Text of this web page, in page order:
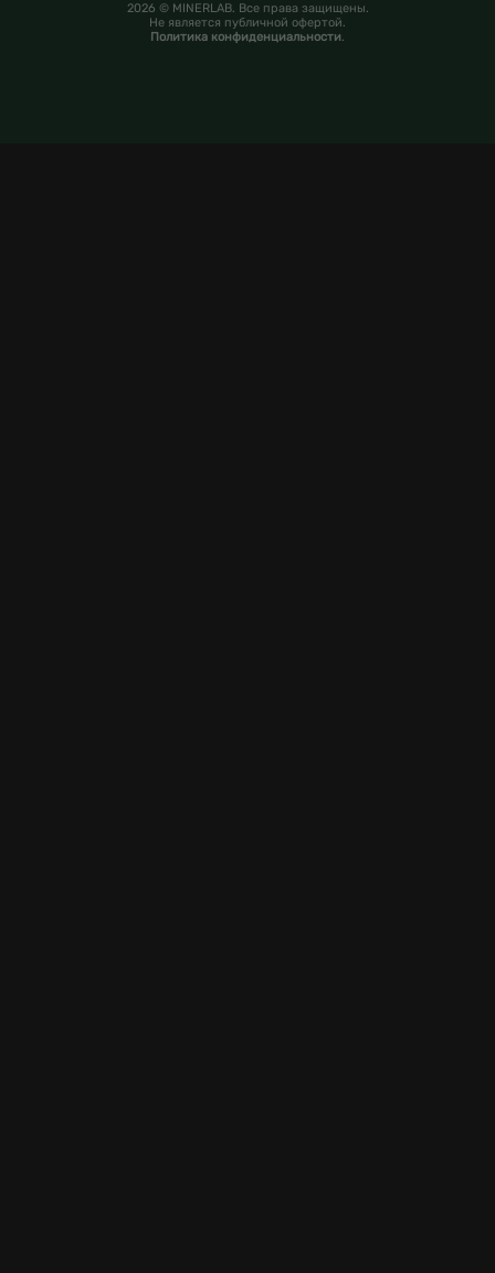
2026 © MINERLAB. Все права защищены.
Не является публичной офертой.
Политика конфиденциальности.